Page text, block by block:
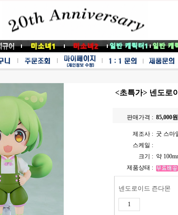
<초특가> 넨도로
판매가격 : 85,000원
제조사 : 굿 스마
스케일 :
크기 : 약
제품상태 :
넨도로이드 즌다몬